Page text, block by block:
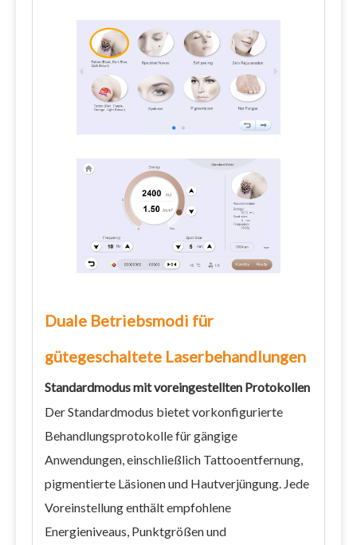
Duale Betriebsmodi für
gütegeschaltete Laserbehandlungen
Standardmodus mit voreingestellten Protokollen
Der Standardmodus bietet vorkonfigurierte
Behandlungsprotokolle für gängige
Anwendungen, einschließlich Tattooentfernung,
pigmentierte Läsionen und Hautverjüngung. Jede
Voreinstellung enthält empfohlene
Energieniveaus, Punktgrößen und